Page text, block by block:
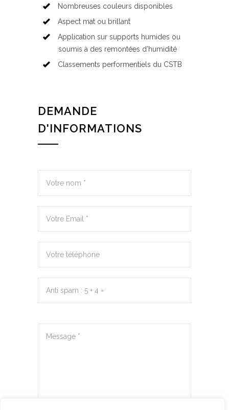
Nombreuses couleurs disponibles
Aspect mat ou brillant
Application sur supports humides ou
soumis à des remontées d’humidité
Classements performentiels du CSTB
DEMANDE
D'INFORMATIONS